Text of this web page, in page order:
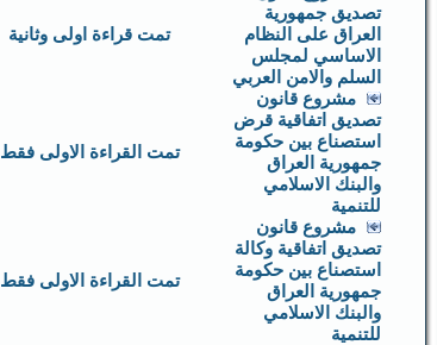
تصديق جمهورية
العراق على النظام
الاساسي لمجلس
السلم والامن العربي
تمت قراءة اولى وثانية
مشروع قانون
تصديق اتفاقية قرض
استصناع بين حكومة
جمهورية العراق
والبنك الاسلامي
للتنمية
تمت القراءة الاولى فقط
مشروع قانون
تصديق اتفاقية وكالة
استصناع بين حكومة
جمهورية العراق
والبنك الاسلامي
للتنمية
تمت القراءة الاولى فقط